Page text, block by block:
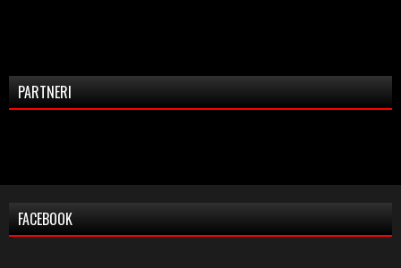
PARTNERI
FACEBOOK